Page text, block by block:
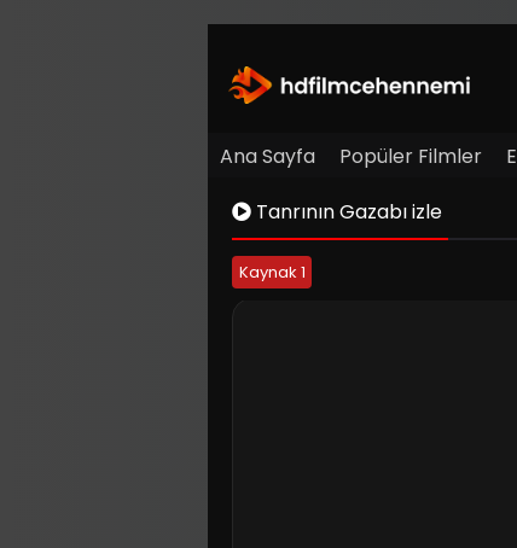
Ana Sayfa Popüler Filmler
Tanrının Gazabı izle
Kaynak 1